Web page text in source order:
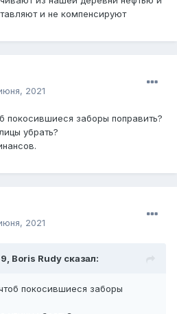
и не компенсируют
2021
покосившиеся заборы поправить?
убрать?
2021
Boris Rudy сказал:
покосившиеся заборы